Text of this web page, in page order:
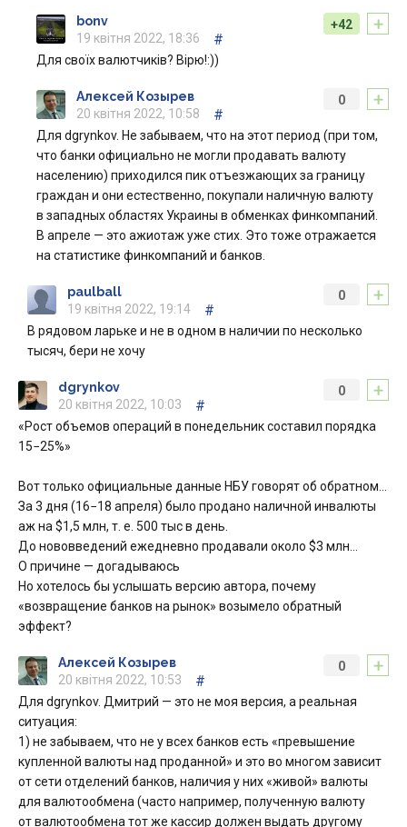
+
+42
bonv
19 квітня 2022, 18:36
#
Для своїх валютчиків? Вірю!:))
+
0
Алексей Козырев
20 квітня 2022, 10:58
#
Для dgrynkov. Не забываем, что на этот период (при том,
что банки официально не могли продавать валюту
населению) приходился пик отъезжающих за границу
граждан и они естественно, покупали наличную валюту
в западных областях Украины в обменках финкомпаний.
В апреле — это ажиотаж уже стих. Это тоже отражается
на статистике финкомпаний и банков.
+
0
paulball
19 квітня 2022, 19:14
#
В рядовом ларьке и не в одном в наличии по несколько
тысяч, бери не хочу
+
0
dgrynkov
20 квітня 2022, 10:03
#
«Рост объемов операций в понедельник составил порядка
15−25%»
Вот только официальные данные НБУ говорят об обратном…
За 3 дня (16−18 апреля) было продано наличной инвалюты
аж на $1,5 млн, т. е. 500 тыс в день.
До нововведений ежедневно продавали около $3 млн…
О причине — догадываюсь
Но хотелось бы услышать версию автора, почему
«возвращение банков на рынок» возымело обратный
эффект?
+
0
Алексей Козырев
20 квітня 2022, 10:53
#
Для dgrynkov. Дмитрий — это не моя версия, а реальная
ситуация:
1) не забываем, что не у всех банков есть «превышение
купленной валюты над проданной» и это во многом зависит
от сети отделений банков, наличия у них «живой» валюты
для валютообмена (часто например, полученную валюту
от валютообмена тот же кассир должен выдать другому